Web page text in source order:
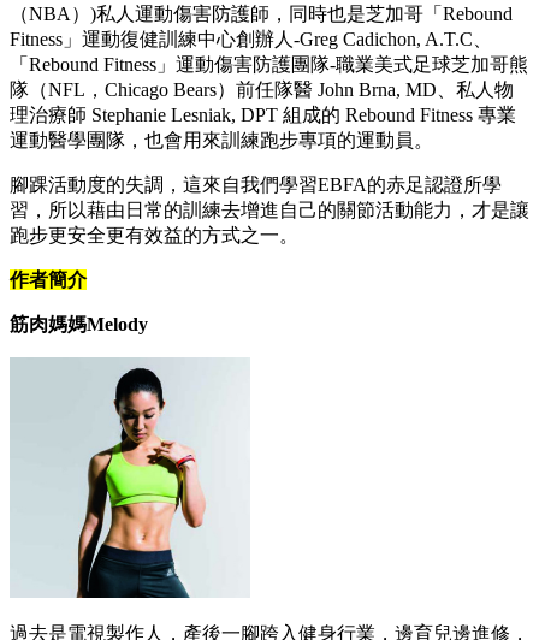
（NBA）)私人運動傷害防護師，同時也是芝加哥「Rebound
Fitness」運動復健訓練中心創辦人-Greg Cadichon, A.T.C、
「Rebound Fitness」運動傷害防護團隊-職業美式足球芝加哥熊
隊（NFL，Chicago Bears）前任隊醫 John Brna, MD、私人物
理治療師 Stephanie Lesniak, DPT 組成的 Rebound Fitness 專業
運動醫學團隊，也會用來訓練跑步專項的運動員。
腳踝活動度的失調，這來自我們學習EBFA的赤足認證所學
習，所以藉由日常的訓練去增進自己的關節活動能力，才是讓
跑步更安全更有效益的方式之一。
作者簡介
筋肉媽媽Melody
過去是電視製作人，產後一腳跨入健身行業，邊育兒邊進修，